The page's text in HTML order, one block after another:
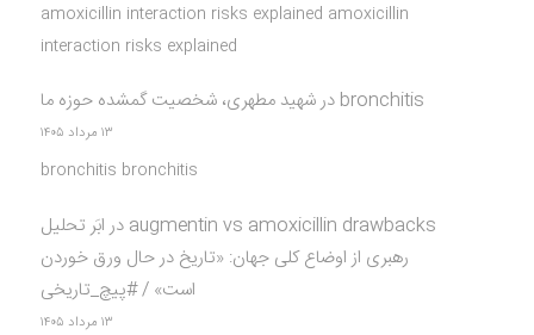
amoxicillin interaction risks explained amoxicillin
interaction risks explained
bronchitis درشهید مطهری، شخصیت گمشده حوزه ما
۱۳ مرداد ۱۴۰۵
bronchitis bronchitis
augmentin vs amoxicillin drawbacks در ابَر تحلیل
رهبری از اوضاع کلی جهان: «تاریخ در حال ورق خوردن
است» / #پیچ_تاریخی
۱۳ مرداد ۱۴۰۵